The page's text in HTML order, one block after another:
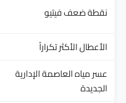
نقطة ضعف فيتيو
الأعطال الأكثر تكراراً
عسر مياه العاصمة الإدارية
الجديدة